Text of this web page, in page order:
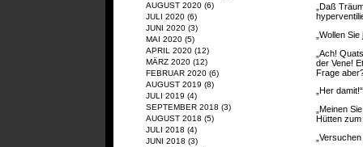
AUGUST 2020 (6)
JULI 2020 (6)
JUNI 2020 (3)
MAI 2020 (5)
APRIL 2020 (12)
MÄRZ 2020 (12)
FEBRUAR 2020 (6)
AUGUST 2019 (8)
JULI 2019 (4)
SEPTEMBER 2018 (3)
AUGUST 2018 (5)
JULI 2018 (4)
JUNI 2018 (3)
„Daß
„Wollen
„Ach!
der Vene!
Frage
„Her damit!“
„Meinen
Hütten